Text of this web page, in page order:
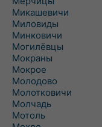
Микашевичи
Миловиды
Минковичи
Могилёвцы
Мокраны
Мокрое
Молодово
Молотковичи
Молчадь
Мотоль